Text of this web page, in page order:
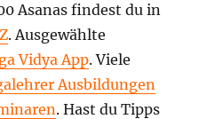
Asanas findest du in
. Ausgewählte
Vidya App. Viele
Ausbildungen
. Hast du Tipps